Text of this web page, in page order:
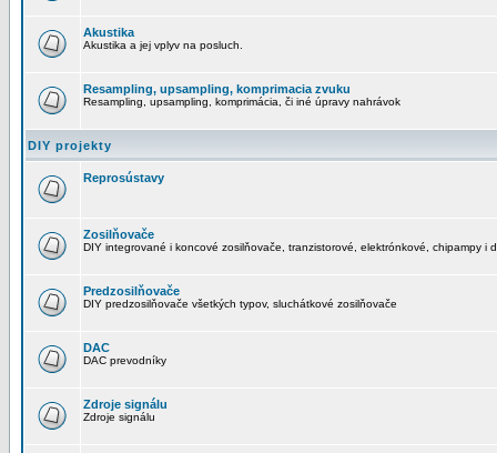
Akustika
Akustika a jej vplyv na posluch.
Resampling, upsampling, komprimacia zvuku
Resampling, upsampling, komprimácia, či iné úpravy nahrávok
DIY projekty
Reprosústavy
Zosilňovače
DIY integrované i koncové zosilňovače, tranzistorové, elektrónkové, chipampy i
Predzosilňovače
DIY predzosilňovače všetkých typov, sluchátkové zosilňovače
DAC
DAC prevodníky
Zdroje signálu
Zdroje signálu